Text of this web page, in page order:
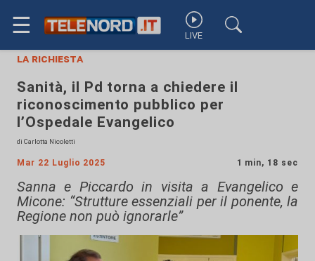
☰ LIVE
la richiesta
Sanità, il Pd torna a chiedere il
riconoscimento pubblico per
l’Ospedale Evangelico
di Carlotta Nicoletti
Mar 22 Luglio 2025 1 min, 18 sec
Sanna e Piccardo in visita a Evangelico e
Micone: “Strutture essenziali per il ponente, la
Regione non può ignorarle”